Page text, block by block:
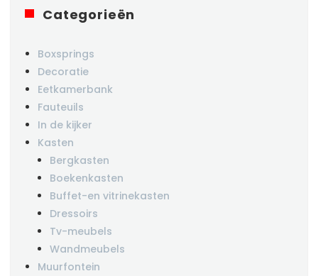
Categorieën
Boxsprings
Decoratie
Eetkamerbank
Fauteuils
In de kijker
Kasten
Bergkasten
Boekenkasten
Buffet-en vitrinekasten
Dressoirs
Tv-meubels
Wandmeubels
Muurfontein